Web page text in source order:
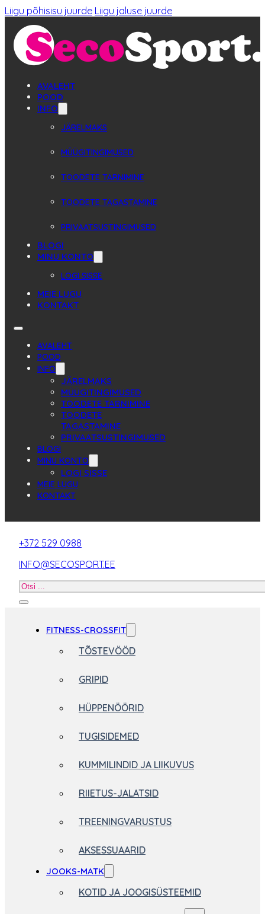
Liigu põhisisu juurde Liigu jaluse juurde
AVALEHT
POOD
INFO
JÄRELMAKS
MÜÜGITINGIMUSED
TOODETE TARNIMINE
TOODETE TAGASTAMINE
PRIVAATSUSTINGIMUSED
BLOGI
MINU KONTO
LOGI SISSE
MEIE LUGU
KONTAKT
AVALEHT
POOD
INFO
JÄRELMAKS
MÜÜGITINGIMUSED
TOODETE TARNIMINE
TOODETE
TAGASTAMINE
PRIVAATSUSTINGIMUSED
BLOGI
MINU KONTO
LOGI SISSE
MEIE LUGU
KONTAKT
+372 529 0988
INFO@SECOSPORT.EE
Otsi
FITNESS-CROSSFIT
TÕSTEVÖÖD
GRIPID
HÜPPENÖÖRID
TUGISIDEMED
KUMMILINDID JA LIIKUVUS
RIIETUS-JALATSID
TREENINGVARUSTUS
AKSESSUAARID
JOOKS-MATK
KOTID JA JOOGISÜSTEEMID